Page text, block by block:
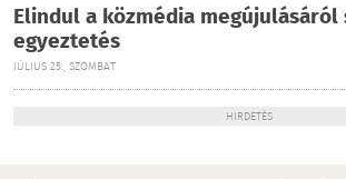
Elindul a közmédia megújulásáról
egyeztetés
JÚLIUS 25., SZOMBAT
HIRDETÉS